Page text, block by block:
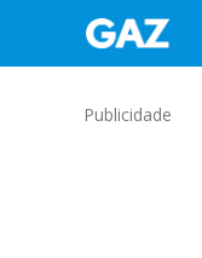
Publicidade